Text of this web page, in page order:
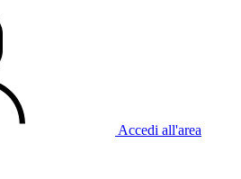
Accedi all'area